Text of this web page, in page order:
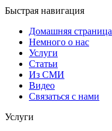
Быстрая навигация
Домашняя страница
Немного о нас
Услуги
Статьи
Из СМИ
Видео
Связаться с нами
Услуги